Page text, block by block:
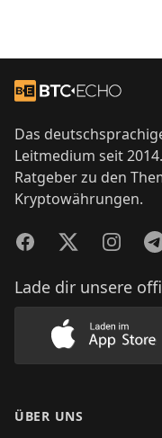
Zur Startseite
Das
Leitmedium seit
Ratgeber zu den
Kryptowährungen.
FacebookTwitter
Lade dir unsere
Lade
ÜBER UNS